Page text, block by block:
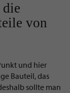
von
und hier
Bauteil, das
sollte man